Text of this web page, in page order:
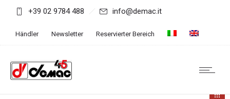
+39 02 9784 488 info@demac.it
Händler Newsletter Reservierter Bereich